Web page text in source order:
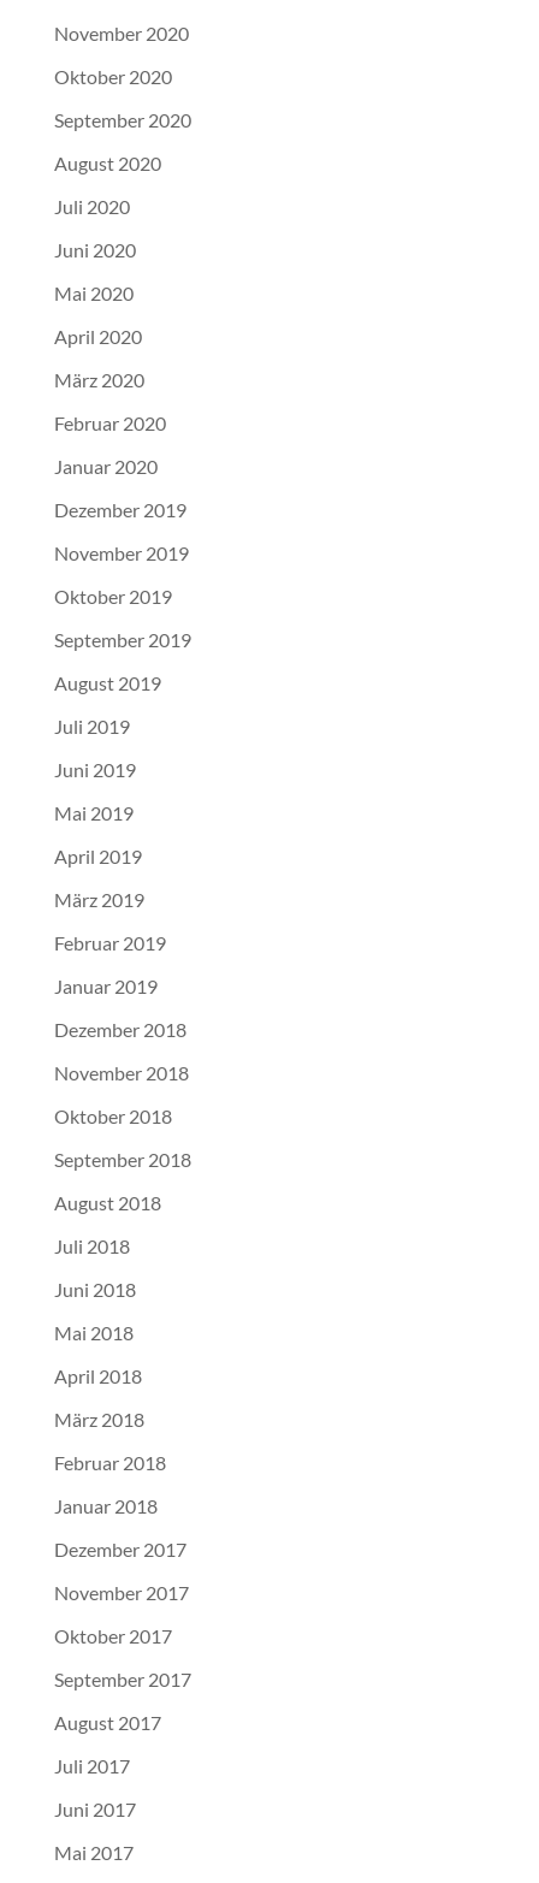
November 2020
Oktober 2020
September 2020
August 2020
Juli 2020
Juni 2020
Mai 2020
April 2020
März 2020
Februar 2020
Januar 2020
Dezember 2019
November 2019
Oktober 2019
September 2019
August 2019
Juli 2019
Juni 2019
Mai 2019
April 2019
März 2019
Februar 2019
Januar 2019
Dezember 2018
November 2018
Oktober 2018
September 2018
August 2018
Juli 2018
Juni 2018
Mai 2018
April 2018
März 2018
Februar 2018
Januar 2018
Dezember 2017
November 2017
Oktober 2017
September 2017
August 2017
Juli 2017
Juni 2017
Mai 2017